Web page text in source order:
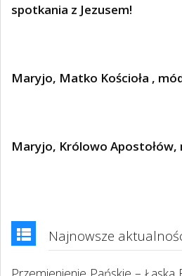
spotkania z Jezusem!
Maryjo, Matko Kościoła ,
Maryjo, Królowo Apostołów,
Najnowsze